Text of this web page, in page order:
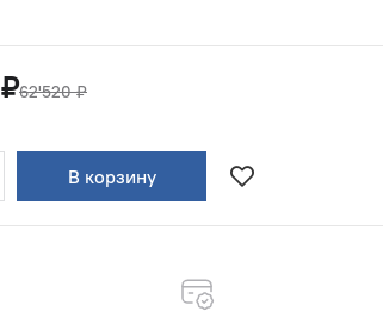
₽62'520₽
В корзину